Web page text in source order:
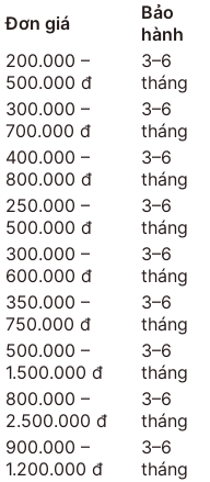
Đơn giá
Bảo
hành
200.000 –
500.000 đ
3–6
tháng
300.000 –
700.000 đ
3–6
tháng
400.000 –
800.000 đ
3–6
tháng
250.000 –
500.000 đ
3–6
tháng
300.000 –
600.000 đ
3–6
tháng
350.000 –
750.000 đ
3–6
tháng
500.000 –
1.500.000 đ
3–6
tháng
800.000 –
2.500.000 đ
3–6
tháng
900.000 –
1.200.000 đ
3–6
tháng